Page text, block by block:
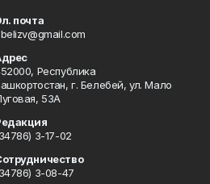
почта
Республика
г. Белебей, ул. Мало
53А
3-17-02
3-08-47